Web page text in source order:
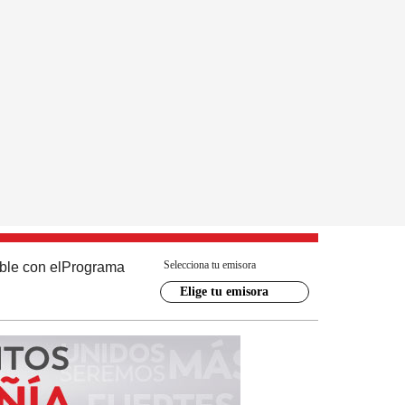
con el Programa Selecciona tu emisora
Elige tu emisora